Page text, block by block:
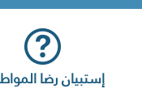
إستبيان رضا